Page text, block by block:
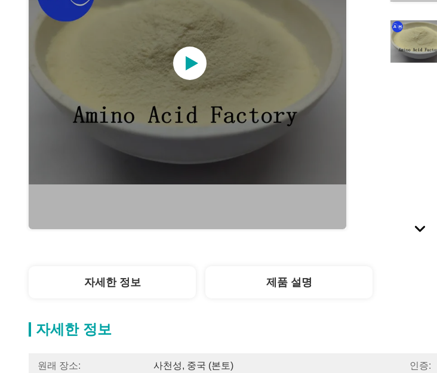
자세한 정보 제품 설명
자세한 정보
원래 장소: 사천성, 중국 (본토) 인증: